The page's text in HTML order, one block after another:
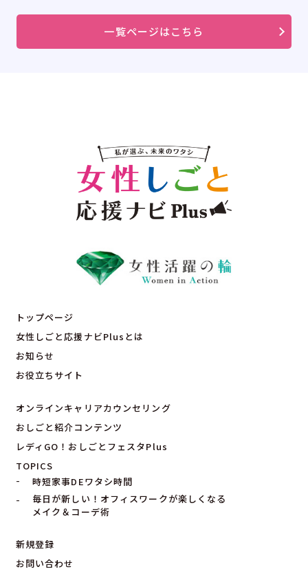
一覧ページはこちら
トップページ
女性しごと応援ナビPlusとは
お知らせ
お役立ちサイト
オンラインキャリアカウンセリング
おしごと紹介コンテンツ
レディGO！おしごとフェスタPlus
TOPICS
時短家事DEワタシ時間
毎日が新しい！オフィスワークが楽しくなる
メイク＆コーデ術
新規登録
お問い合わせ